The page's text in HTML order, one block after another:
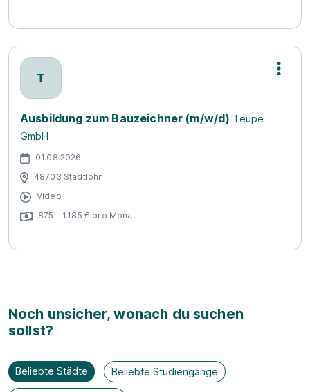
T
Ausbildung zum Bauzeichner (m/w/d) Teupe
GmbH
01.08.2026
48703 Stadtlohn
Video
875 - 1.185 € pro Monat
Noch unsicher, wonach du suchen
sollst?
Beliebte Städte Beliebte Studiengänge